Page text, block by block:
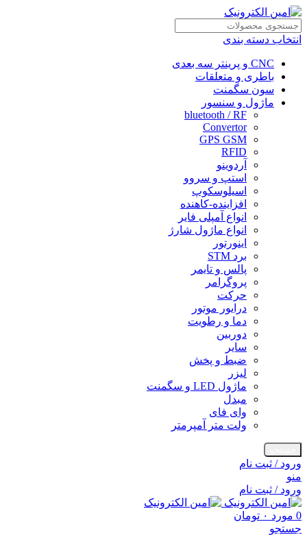
انتخاب دسته بندی
CNC و پرینتر سه بعدی
باطری و متعلقات
سون سگمنت
ماژول و سنسور
bluetooth / RF
Convertor
GPS GSM
RFID
آردوینو
استپ و سروو
اسیلوسکوپ
افزاینده-کاهنده
انواع آمپلی فایر
انواع ماژول شارژ
اینورتور
برد STM
پالس و تایمر
پروگرامر
حرکت
درایور موتور
دما و رطویت
دوربین
سایر
ضبط و پخش
لیزر
ماژول LED و سگمنت
مبدل
وای فای
ولت متر آمپرمتر
ورود / ثبت نام
منو
ورود / ثبت نام
0 مورد ۰ تومان
جستجو